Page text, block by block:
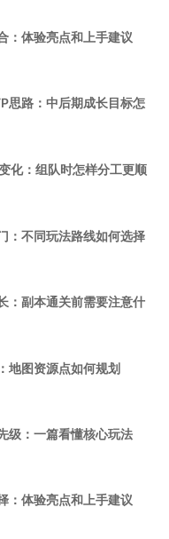
：体验亮点和上手建议
思路：中后期成长目标怎
化：组队时怎样分工更顺
：不同玩法路线如何选择
：副本通关前需要注意什
地图资源点如何规划
级：一篇看懂核心玩法
：体验亮点和上手建议